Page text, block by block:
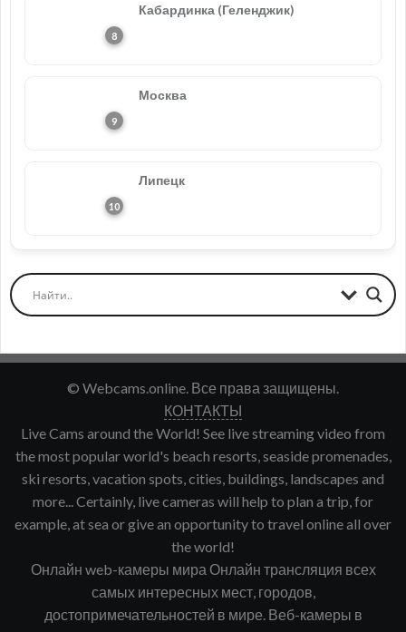
Кабардинка (Геленджик)
Москва
Липецк
© Webcams.online. Все права защищены.
КОНТАКТЫ
Live Cams around the World! See live streaming video from
the most popular world's beach resorts, seaside promenades,
ski resorts, vacation spots, cities, buildings, landscapes and
more... Certainly, live cameras will help to plan a trip, for
example, at sea or give an opportunity to travel online all over
the world!
Онлайн web-камеры мира Онлайн трансляция всех
самых интересных мест, городов,
достопримечательностей в мире. Веб-камеры в